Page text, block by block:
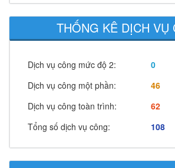
THỐNG KÊ DỊCH VỤ
Dịch vụ công mức độ 2:
0
Dịch vụ công một phần:
46
Dịch vụ công toàn trình:
62
Tổng số dịch vụ công:
108